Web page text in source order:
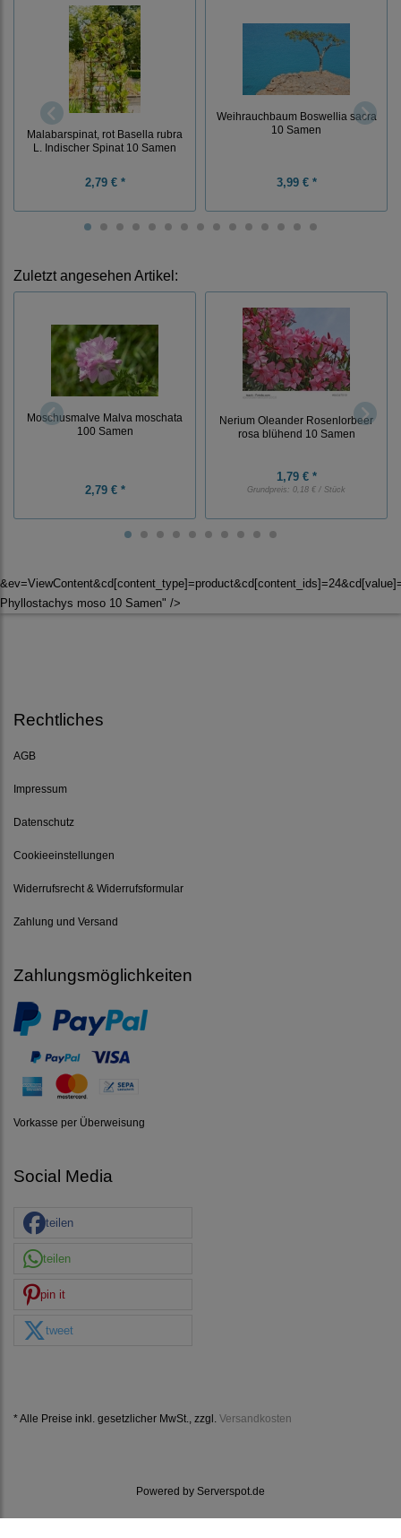
Malabarspinat, rot Basella rubra
L. Indischer Spinat 10 Samen
2,79 € *
Weihrauchbaum Boswellia sacra
10 Samen
3,99 € *
Zuletzt angesehen Artikel:
Moschusmalve Malva moschata
100 Samen
2,79 € *
Nerium Oleander Rosenlorbeer
rosa blühend 10 Samen
1,79 € *
Grundpreis: 0,18 € / Stück
Phyllostachys moso 10 Samen" />
Rechtliches
AGB
Impressum
Datenschutz
Cookieeinstellungen
Widerrufsrecht & Widerrufsformular
Zahlung und Versand
Zahlungsmöglichkeiten
Vorkasse per Überweisung
Social Media
teilen
teilen
pin it
tweet
* Alle Preise inkl. gesetzlicher MwSt., zzgl. Versandkosten
Powered by Serverspot.de